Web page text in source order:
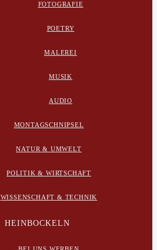
FOTOGRAFIE
POETRY
MALEREI
MUSIK
AUDIO
MONTAGSCHNIPSEL
NATUR & UMWELT
POLITIK & WIRTSCHAFT
WISSENSCHAFT & TECHNIK
HEINBOCKELN